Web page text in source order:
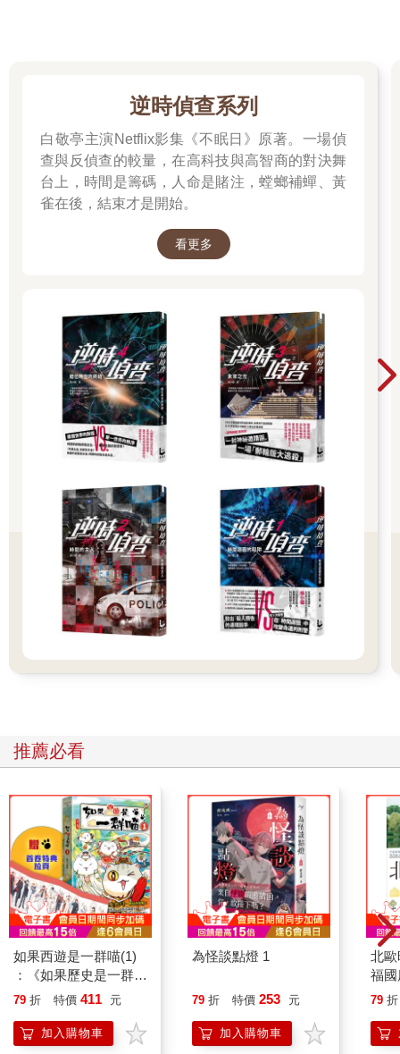
二點七歐元(一個三明治的價格)交給他，換來一張收據；然後你再
櫃檯，告訴他你的需求，基本上三明治有兩種，一種叫做panino
con Lampredotto，另一種叫做panino con Bollito。米勒小姐解釋
說，Lampredotto是fatty intestine，也就是肥腸囉；Bollito則是
boiled beef，所以是煮牛肉。這樣還沒完，醬汁也有兩種，肥腸和
Salsa di Piccante；另一種則是綠色的青醬，名叫Salsa di
Verde；如果你要兩種醬都放，你就要說tutte le salse，也就是兩
書呆子相信凡事書中都有答案，在買麵包一事也不應有例外，我
在佛羅倫斯中央市場開市不久，早早來到聞名遐邇的「奈波
奈」，人龍還沒有太長，我不困難就擠到可以看到收銀員眼白的
地方，把一張大鈔遞過去，用我自認為發音正確的義大利文向他
要了三個燉牛腸麵包(panino con Lampredotto)、三個煮牛肉麵包
(panino con Bollito)、以及1公升的奇揚地紅酒(Chianti)…。
旗開得勝之後，我更加有信心擠向三明治師傅的處理櫃台，大聲
只見師傅拿起一個圓麵包，腰上用刀劃出一個缺口，叉子從鍋中
挑出一大塊牛肉，痛快地切了十來片(後來我們發現麵包夾的牛肉
幾乎有半磅以上)，夾入麵包中，再對著牛肉澆上紅、綠兩種醬
汁，最後再把整個麵包拿進鍋中沾一下牛肉汁，才包進紙張中，
完成了一個煮牛肉麵包。接著製作燉牛腸麵包，師傅用大叉叉出
一串像生腸一樣的內臟，已經燉煮成紅色(應該是和蕃茄一起燉煮
的結果)，一樣豪快地切了十數刀，鼓鼓地塞滿了一個麵包。我要
的紅酒則是從一個大桶裡像水龍頭一樣流出，注入一個大玻璃瓶
裡。沒多久，我們捧著堆如山積的戰利品，走向臨近的公共桌
椅，開始據案大嚼起來。那牛肉柔軟多汁，那牛腸滋味甘美，紅
表面上看，這是一場「知識的勝利」。書呆子讀了書，找到對應
應了他剛得來的「新知識」。但等我回到家，重新上網想更弄清
楚什麼是Lampredotto。這一次，我找到的是義大利文版的「維基
百科」(wikipedia)，卻發現「維基百科」告訴我完全不一樣的故
事…。
(未完待續)
逆時偵查系列
白敬亭主演Netflix影集《不眠日》原著。一場偵
查與反偵查的較量，在高科技與高智商的對決舞
台上，時間是籌碼，人命是賭注，螳螂補蟬、黃
雀在後，結束才是開始。
看更多
推薦必看
如果西遊是一群喵(1)
：《如果歷史是一群
喵》作者最新力作，附
79 折 特價 411 元
加入購物車
為怪談點燈 1
79 折 特價 253 元
加入購物車
北
福
79 折